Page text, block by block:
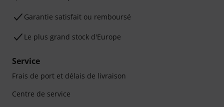
Garantie satisfait ou remboursé
Le plus grand stock d'Europe
Service
Frais de port et délais de livraison
Centre de service